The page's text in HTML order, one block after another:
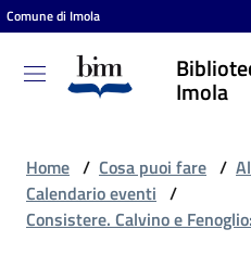
Vai al contenuto
Vai alla navigazione
Vai al footer
Comune di Imola
Imola
Biblioteca
comunale
Home / Cosa puoi fare /
Calendario eventi /
Consistere. Calvino e